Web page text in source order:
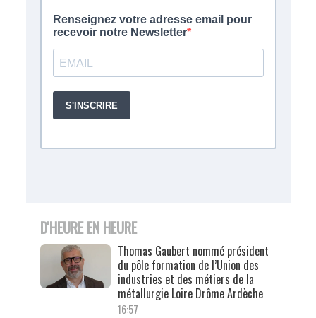
D'HEURE EN HEURE
Thomas Gaubert nommé président
du pôle formation de l’Union des
industries et des métiers de la
métallurgie Loire Drôme Ardèche
16:57